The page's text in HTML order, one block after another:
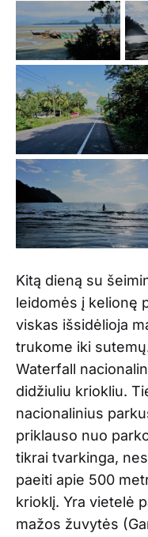
Kitą dieną su
leidomės į kelionę
viskas išsidėlioja
trukome iki
Waterfall
didžiuliu kriokliu.
nacionalinius
priklauso nuo
tikrai tvarkinga,
paeiti apie 500
krioklį. Yra vietelė
mažos žuvytės